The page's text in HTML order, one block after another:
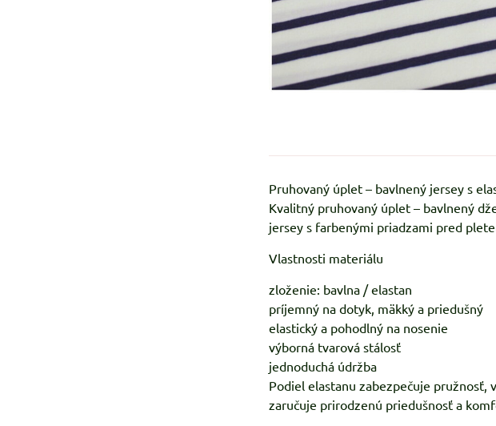
Pruhovaný úplet – bavlnený jersey s
Kvalitný pruhovaný úplet – bavlnený
jersey s farbenými priadzami pred
Vlastnosti materiálu
zloženie: bavlna / elastan
príjemný na dotyk, mäkký a priedušný
elastický a pohodlný na nosenie
výborná tvarová stálosť
jednoduchá údržba
Podiel elastanu zabezpečuje pružnosť,
zaručuje prirodzenú priedušnosť a